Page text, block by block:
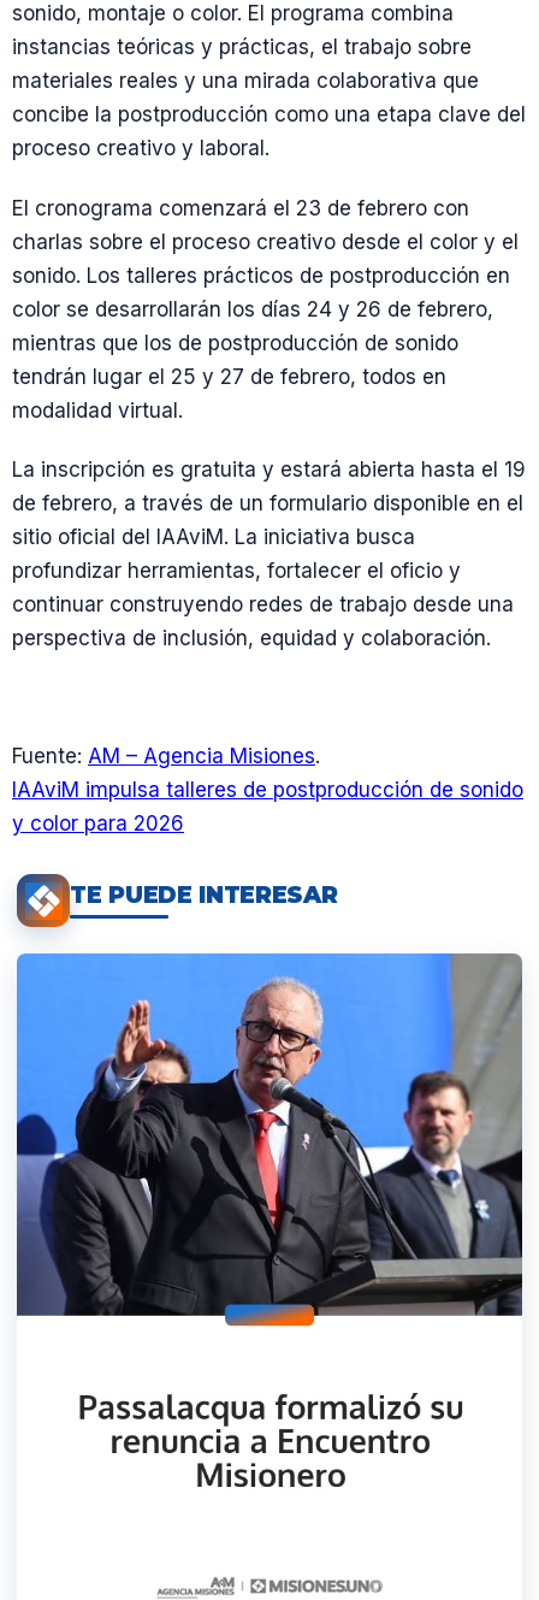
sonido, montaje o color. El programa combina
instancias teóricas y prácticas, el trabajo sobre
materiales reales y una mirada colaborativa que
concibe la postproducción como una etapa clave del
proceso creativo y laboral.
El cronograma comenzará el 23 de febrero con
charlas sobre el proceso creativo desde el color y el
sonido. Los talleres prácticos de postproducción en
color se desarrollarán los días 24 y 26 de febrero,
mientras que los de postproducción de sonido
tendrán lugar el 25 y 27 de febrero, todos en
modalidad virtual.
La inscripción es gratuita y estará abierta hasta el 19
de febrero, a través de un formulario disponible en el
sitio oficial del IAAviM. La iniciativa busca
profundizar herramientas, fortalecer el oficio y
continuar construyendo redes de trabajo desde una
perspectiva de inclusión, equidad y colaboración.
Fuente: AM – Agencia Misiones.
IAAviM impulsa talleres de postproducción de sonido
y color para 2026
TE PUEDE INTERESAR